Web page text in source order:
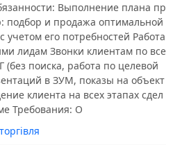
Выполнение плана пр
подбор и продажа оптимальной
учетом его потребностей Работа
лидам Звонки клиентам по все
(без поиска, работа по целевой
в ЗУМ, показы на объект
клиента на всех этапах сдел
Требования: О